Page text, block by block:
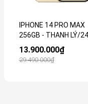
IPHONE 14 PRO MAX
256GB - THANH LÝ/
13.900.000₫
29.490.000₫